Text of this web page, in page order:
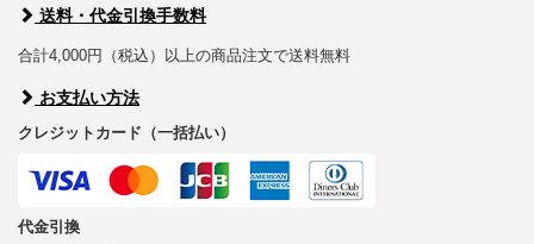
送料・代金引換手数料
合計4,000円（税込）以上の商品注文で送料無料
お支払い方法
クレジットカード（一括払い）
代金引換